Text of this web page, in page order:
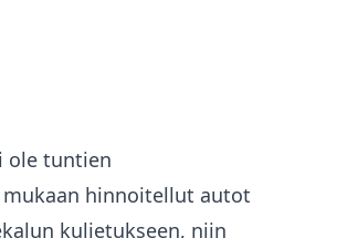
ole tuntien
hinnoitellut autot
kuljetukseen, niin